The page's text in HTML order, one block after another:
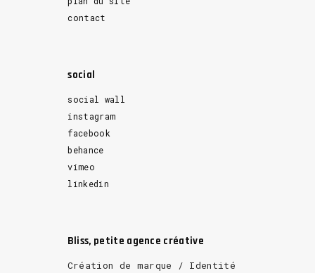
contact
social
social wall
instagram
facebook
behance
vimeo
linkedin
Bliss, petite agence créative
Création de marque / Identité